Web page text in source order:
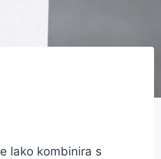
lako kombinira s